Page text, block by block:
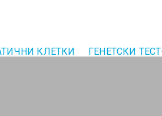
КЛЕТКИ ГЕНЕТСКИ